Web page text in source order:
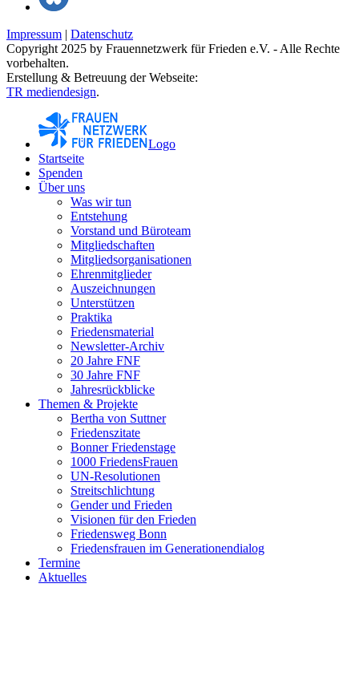
Impressum | Datenschutz
Copyright 2025 by Frauennetzwerk für Frieden e.V. - Alle Rechte
vorbehalten.
Erstellung & Betreuung der Webseite:
TR mediendesign.
Logo
Startseite
Spenden
Über uns
Was wir tun
Entstehung
Vorstand und Büroteam
Mitgliedschaften
Mitgliedsorganisationen
Ehrenmitglieder
Auszeichnungen
Unterstützen
Praktika
Friedensmaterial
Newsletter-Archiv
20 Jahre FNF
30 Jahre FNF
Jahresrückblicke
Themen & Projekte
Bertha von Suttner
Friedenszitate
Bonner Friedenstage
1000 FriedensFrauen
UN-Resolutionen
Streitschlichtung
Gender und Frieden
Visionen für den Frieden
Friedensweg Bonn
Friedensfrauen im Generationendialog
Termine
Aktuelles